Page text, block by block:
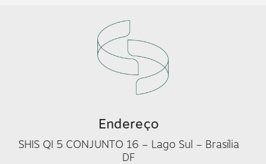
Endereço
SHIS QI 5 CONJUNTO 16 – Lago Sul – Brasília
DF